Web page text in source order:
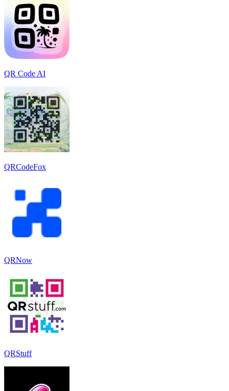
QR Code AI
QRCodeFox
QRNow
QRStuff